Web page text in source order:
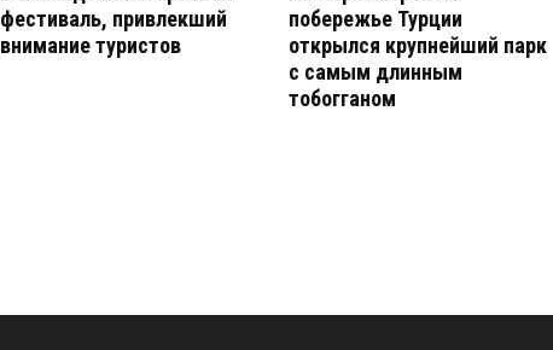
фестиваль, привлекший
внимание туристов
побережье Турции
открылся крупнейший парк
с самым длинным
тобогганом